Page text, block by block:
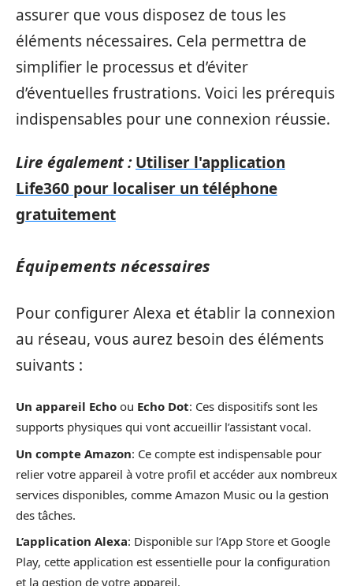
assurer que vous disposez de tous les
éléments nécessaires. Cela permettra de
simplifier le processus et d’éviter
d’éventuelles frustrations. Voici les prérequis
indispensables pour une connexion réussie.
Lire également : Utiliser l'application
Life360 pour localiser un téléphone
gratuitement
Équipements nécessaires
Pour configurer Alexa et établir la connexion
au réseau, vous aurez besoin des éléments
suivants :
Un appareil Echo ou Echo Dot: Ces dispositifs sont les
supports physiques qui vont accueillir l’assistant vocal.
Un compte Amazon: Ce compte est indispensable pour
relier votre appareil à votre profil et accéder aux nombreux
services disponibles, comme Amazon Music ou la gestion
des tâches.
L’application Alexa: Disponible sur l’App Store et Google
Play, cette application est essentielle pour la configuration
et la gestion de votre appareil.